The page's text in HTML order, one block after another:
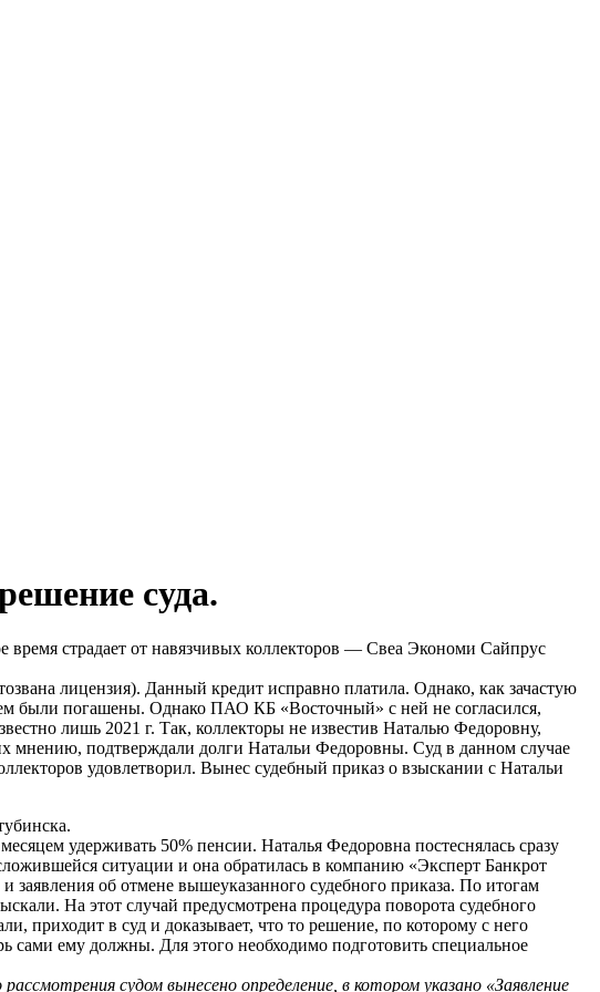
суда.
время страдает от навязчивых коллекторов — Свеа Экономи Сайпрус
лицензия). Данный кредит исправно платила. Однако, как зачастую
были погашены. Однако ПАО КБ «Восточный» с ней не согласился,
лишь 2021 г. Так, коллекторы не известив Наталью Федоровну,
мнению, подтверждали долги Натальи Федоровны. Суд в данном случае
удовлетворил. Вынес судебный приказ о взыскании с Натальи
удерживать 50% пенсии. Наталья Федоровна постеснялась сразу
ситуации и она обратилась в компанию «Эксперт Банкрот
об отмене вышеуказанного судебного приказа. По итогам
На этот случай предусмотрена процедура поворота судебного
приходит в суд и доказывает, что то решение, по которому с него
сами ему должны. Для этого необходимо подготовить специальное
судом вынесено определение, в котором указано «Заявление